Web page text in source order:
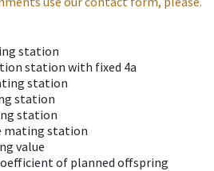
station
station with fixed 4a
station
station
station
mating station
value
of planned offspring